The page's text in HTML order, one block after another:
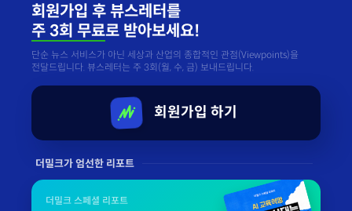
회원가입 후 뷰스레터를
주 3회 무료로 받아보세요!
단순 뉴스 서비스가 아닌 세상과 산업의 종합적인 관점(Viewpoints)을
전달드립니다. 뷰스레터는 주 3회(월, 수, 금) 보내드립니다.
회원가입 하기
더밀크가 엄선한 리포트
더밀크 스페셜 리포트